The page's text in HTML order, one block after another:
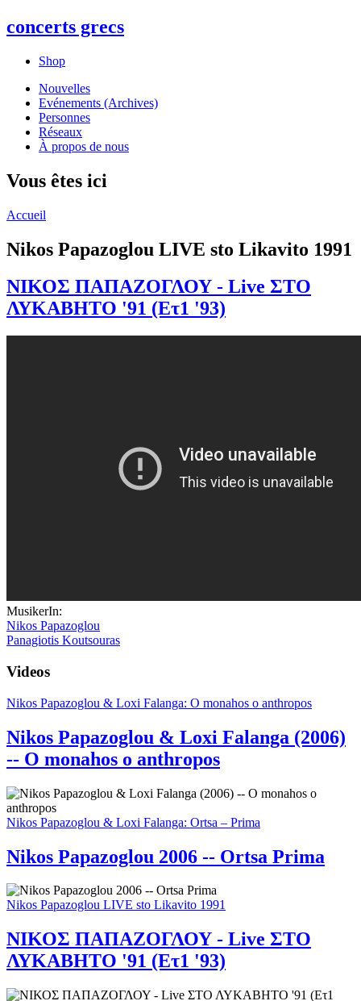
concerts grecs
Shop
Nouvelles
Evénements (Archives)
Personnes
Réseaux
À propos de nous
Vous êtes ici
Accueil
Nikos Papazoglou LIVE sto Likavito 1991
ΝΙΚΟΣ ΠΑΠΑΖΟΓΛΟΥ - Live ΣΤΟ
ΛΥΚΑΒΗΤΟ '91 (Ετ1 '93)
MusikerIn:
Nikos Papazoglou
Panagiotis Koutsouras
Videos
Nikos Papazoglou & Loxi Falanga: O monahos o anthropos
Nikos Papazoglou & Loxi Falanga (2006)
-- O monahos o anthropos
Nikos Papazoglou & Loxi Falanga: Ortsa – Prima
Nikos Papazoglou 2006 -- Ortsa Prima
Nikos Papazoglou LIVE sto Likavito 1991
ΝΙΚΟΣ ΠΑΠΑΖΟΓΛΟΥ - Live ΣΤΟ
ΛΥΚΑΒΗΤΟ '91 (Ετ1 '93)